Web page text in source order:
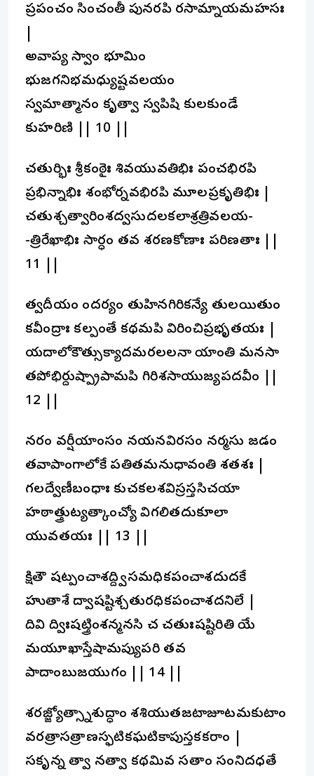
ప్రపంచం సించంతీ పునరపి రసామ్నాయమహసః
అవాప్య స్వాం భూమిం
భుజగనిభమధ్యుష్టవలయం
స్వమాత్మానం కృత్వా స్వపిషి కులకుండే
కుహరిణి || 10 ||
చతుర్భిః శ్రీకంఠైః శివయువతిభిః పంచభిరపి
ప్రభిన్నాభిః శంభోర్నవభిరపి మూలప్రకృతిభిః |
చతుశ్చత్వారింశద్వసుదలకలాశ్రత్రివలయ-
-త్రిరేఖాభిః సార్ధం తవ శరణకోణాః పరిణతాః ||
11 ||
త్వదీయం సౌందర్యం తుహినగిరికన్యే తులయితుం
కవీంద్రాః కల్పంతే కథమపి విరించిప్రభృతయః |
యదాలోకౌత్సుక్యాదమరలలనా యాంతి మనసా
తపోభిర్దుష్ప్రాపామపి గిరిశసాయుజ్యపదవీం ||
12 ||
నరం వర్షీయాంసం నయనవిరసం నర్మసు జడం
తవాపాంగాలోకే పతితమనుధావంతి శతశః |
గలద్వేణీబంధాః కుచకలశవిస్రస్తసిచయా
హఠాత్త్రుట్యత్కాంచ్యో విగలితదుకూలా
యువతయః || 13 ||
క్షితౌ షట్పంచాశద్ద్విసమధికపంచాశదుదకే
హుతాశే ద్వాషష్టిశ్చతురధికపంచాశదనిలే |
దివి ద్విఃషట్త్రింశన్మనసి చ చతుఃషష్టిరితి యే
మయూఖాస్తేషామప్యుపరి తవ
పాదాంబుజయుగం || 14 ||
శరజ్జ్యోత్స్నాశుద్ధాం శశియుతజటాజూటమకుటాం
వరత్రాసత్రాణస్ఫటికఘటికాపుస్తకకరాం |
సకృన్న త్వా నత్వా కథమివ సతాం సంనిదధతే